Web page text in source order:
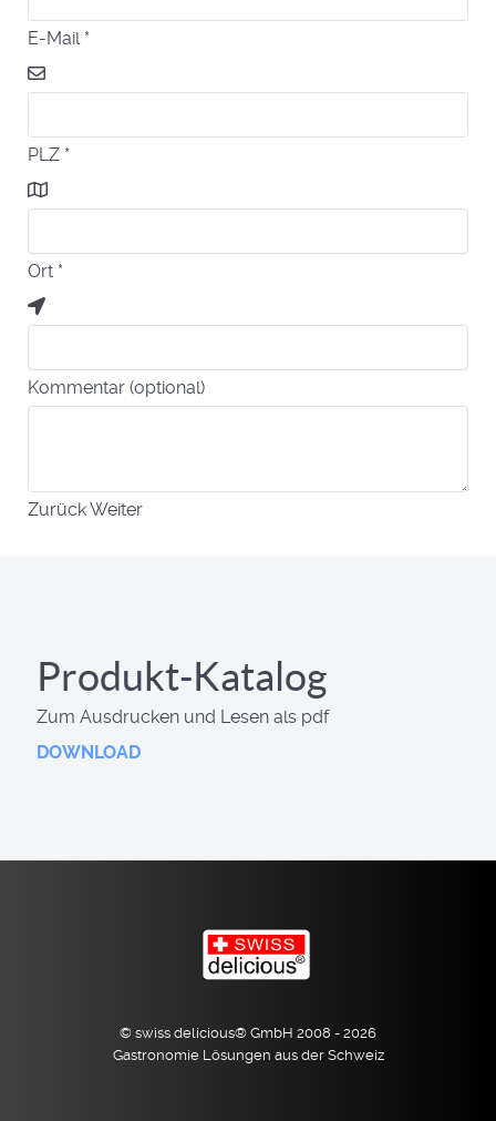
E-Mail *
PLZ *
Ort *
Kommentar (optional)
ZurückWeiter
Produkt-Katalog
Zum Ausdrucken und Lesen als pdf
DOWNLOAD
© swiss delicious® GmbH 2008 - 2026
Gastronomie Lösungen aus der Schweiz